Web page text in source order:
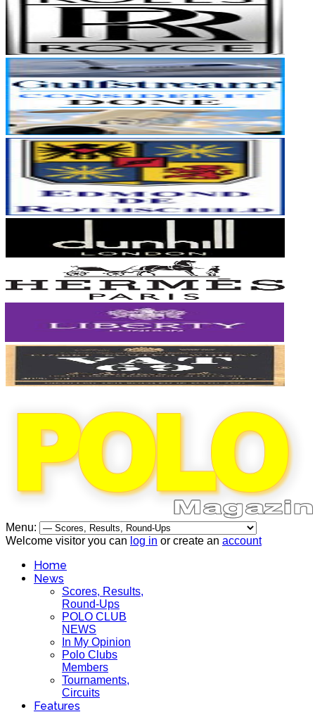
Menu:
Welcome visitor you can log in or create an account
Home
News
Scores, Results,
Round-Ups
POLO CLUB
NEWS
In My Opinion
Polo Clubs
Members
Tournaments,
Circuits
Features